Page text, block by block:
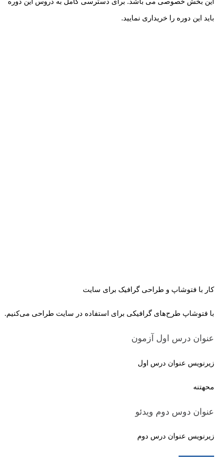
باید این دوره را خریداری نمایید.
کار با فتوشاپ و طراحی گرافیک برای سایت
با فتوشاپ طرح‌های گرافیکی برای استفاده در سایت طراحی می‌کنیم.
عنوان درس اول آزمون
زیرنویس عنوان درس اول
محهتنه
عنوان دوس دوم ویدئو
زیرنویس عنوان درس دوم